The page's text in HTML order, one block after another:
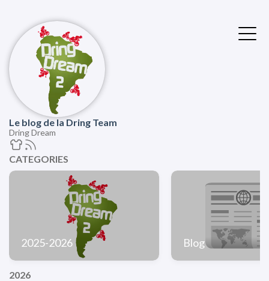
Le blog de la Dring Team
Dring Dream
CATEGORIES
2025-2026 Blog
2026